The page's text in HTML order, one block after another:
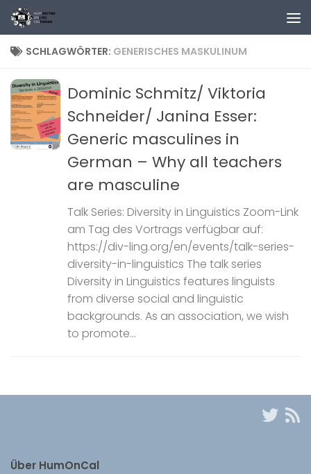
Zum Inhalt springen
SCHLAGWÖRTER: GENERISCHES MASKULINUM
Dominic Schmitz/ Viktoria
Schneider/ Janina Esser:
Generic masculines in
German – Why all teachers
are masculine
Talk Series: Diversity in Linguistics Zoom-Link
am Tag des Vortrags verfügbar auf:
https://div-ling.org/en/events/talk-series-
diversity-in-linguistics The talk series
Diversity in Linguistics features linguists
from diverse social and linguistic
backgrounds. As an association, we wish
to promote...
Über HumOnCal